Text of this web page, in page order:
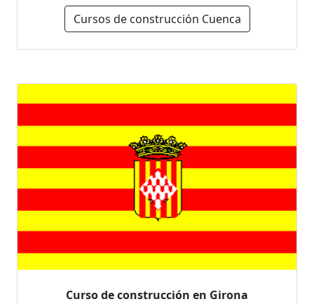
Cursos de construcción Cuenca
Curso de construcción en Girona